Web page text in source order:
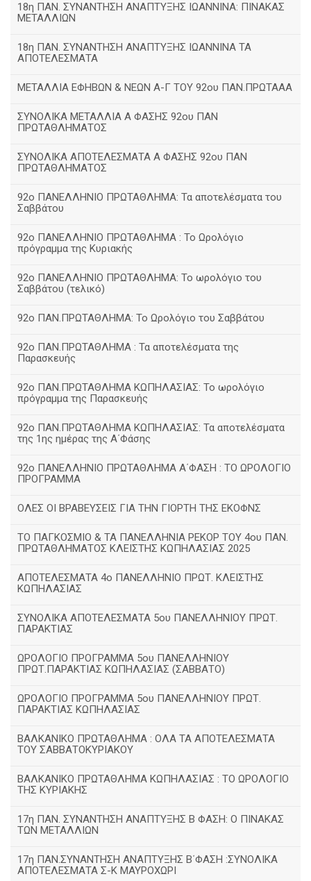
18η ΠΑΝ. ΣΥΝΑΝΤΗΣΗ ΑΝΑΠΤΥΞΗΣ ΙΩΑΝΝΙΝΑ: ΠΙΝΑΚΑΣ
ΜΕΤΑΛΛΙΩΝ
18η ΠΑΝ. ΣΥΝΑΝΤΗΣΗ ΑΝΑΠΤΥΞΗΣ ΙΩΑΝΝΙΝΑ ΤΑ
ΑΠΟΤΕΛΕΣΜΑΤΑ
ΜΕΤΑΛΛΙΑ ΕΦΗΒΩΝ & ΝΕΩΝ Α-Γ ΤΟΥ 92ου ΠΑΝ.ΠΡΩΤΑΑΑ
ΣΥΝΟΛΙΚΑ ΜΕΤΑΛΛΙΑ Α ΦΑΣΗΣ 92ου ΠΑΝ
ΠΡΩΤΑΘΛΗΜΑΤΟΣ
ΣΥΝΟΛΙΚΑ ΑΠΟΤΕΛΕΣΜΑΤΑ Α ΦΑΣΗΣ 92ου ΠΑΝ
ΠΡΩΤΑΘΛΗΜΑΤΟΣ
92ο ΠΑΝΕΛΛΗΝΙΟ ΠΡΩΤΑΘΛΗΜΑ: Τα αποτελέσματα του
Σαββάτου
92ο ΠΑΝΕΛΛΗΝΙΟ ΠΡΩΤΑΘΛΗΜΑ : Το Ωρολόγιο
πρόγραμμα της Κυριακής
92ο ΠΑΝΕΛΛΗΝΙΟ ΠΡΩΤΑΘΛΗΜΑ: Το ωρολόγιο του
Σαββάτου (τελικό)
92ο ΠΑΝ.ΠΡΩΤΑΘΛΗΜΑ: Το Ωρολόγιο του Σαββάτου
92ο ΠΑΝ.ΠΡΩΤΑΘΛΗΜΑ : Τα αποτελέσματα της
Παρασκευής
92o ΠΑΝ.ΠΡΩΤΑΘΛΗΜΑ ΚΩΠΗΛΑΣΙΑΣ: Το ωρολόγιο
πρόγραμμα της Παρασκευής
92ο ΠΑΝ.ΠΡΩΤΑΘΛΗΜΑ ΚΩΠΗΛΑΣΙΑΣ: Τα αποτελέσματα
της 1ης ημέρας της Α΄Φάσης
92ο ΠΑΝΕΛΛΗΝΙΟ ΠΡΩΤΑΘΛΗΜΑ Α΄ΦΑΣΗ : ΤΟ ΩΡΟΛΟΓΙΟ
ΠΡΟΓΡΑΜΜΑ
ΟΛΕΣ ΟΙ ΒΡΑΒΕΥΣΕΙΣ ΓΙΑ ΤΗΝ ΓΙΟΡΤΗ ΤΗΣ ΕΚΟΦΝΣ
TΟ ΠΑΓΚΟΣΜΙΟ & ΤΑ ΠΑΝΕΛΛΗΝΙΑ ΡΕΚΟΡ ΤΟΥ 4ου ΠΑΝ.
ΠΡΩΤΑΘΛΗΜΑΤΟΣ ΚΛΕΙΣΤΗΣ ΚΩΠΗΛΑΣΙΑΣ 2025
ΑΠΟΤΕΛΕΣΜΑΤΑ 4ο ΠΑΝΕΛΛΗΝΙΟ ΠΡΩΤ. ΚΛΕΙΣΤΗΣ
ΚΩΠΗΛΑΣΙΑΣ
ΣΥΝΟΛΙΚΑ ΑΠΟΤΕΛΕΣΜΑΤΑ 5ου ΠΑΝΕΛΛΗΝΙΟΥ ΠΡΩΤ.
ΠΑΡΑΚΤΙΑΣ
ΩΡΟΛΟΓΙΟ ΠΡΟΓΡΑΜΜΑ 5ου ΠΑΝΕΛΛΗΝΙΟΥ
ΠΡΩΤ.ΠΑΡΑΚΤΙΑΣ ΚΩΠΗΛΑΣΙΑΣ (ΣΑΒΒΑΤΟ)
ΩΡΟΛΟΓΙΟ ΠΡΟΓΡΑΜΜΑ 5ου ΠΑΝΕΛΛΗΝΙΟΥ ΠΡΩΤ.
ΠΑΡΑΚΤΙΑΣ ΚΩΠΗΛΑΣΙΑΣ
ΒΑΛΚΑΝΙΚΟ ΠΡΩΤΑΘΛΗΜΑ : ΟΛΑ ΤΑ ΑΠΟΤΕΛΕΣΜΑΤΑ
ΤΟΥ ΣΑΒΒΑΤΟΚΥΡΙΑΚΟΥ
ΒΑΛΚΑΝΙΚΟ ΠΡΩΤΑΘΛΗΜΑ ΚΩΠΗΛΑΣΙΑΣ : ΤΟ ΩΡΟΛΟΓΙΟ
ΤΗΣ ΚΥΡΙΑΚΗΣ
17η ΠΑΝ. ΣΥΝΑΝΤΗΣΗ ΑΝΑΠΤΥΞΗΣ Β ΦΑΣΗ: Ο ΠΙΝΑΚΑΣ
ΤΩΝ ΜΕΤΑΛΛΙΩΝ
17η ΠΑΝ.ΣΥΝΑΝΤΗΣΗ ΑΝΑΠΤΥΞΗΣ Β΄ΦΑΣΗ :ΣΥΝΟΛΙΚΑ
ΑΠΟΤΕΛΕΣΜΑΤΑ Σ-Κ ΜΑΥΡΟΧΩΡΙ